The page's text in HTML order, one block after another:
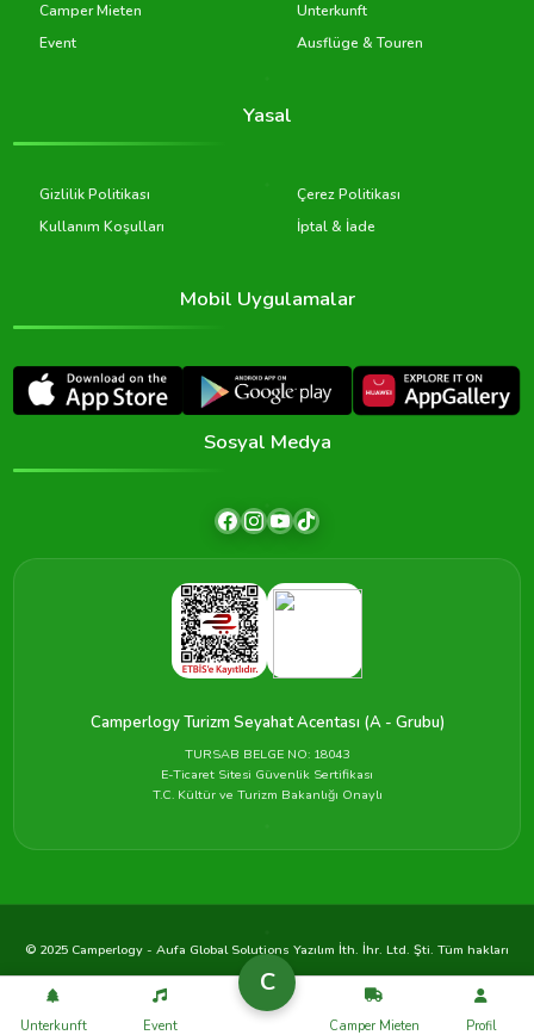
Unterkunft Event
C
Camper Mieten Profil
Camper Mieten
Unterkunft
Event
Ausflüge & Touren
Yasal
Gizlilik Politikası
Çerez Politikası
Kullanım Koşulları
İptal & İade
Mobil Uygulamalar
Sosyal Medya
Camperlogy Turizm Seyahat Acentası (A - Grubu)
TURSAB BELGE NO: 18043
E-Ticaret Sitesi Güvenlik Sertifikası
T.C. Kültür ve Turizm Bakanlığı Onaylı
© 2025 Camperlogy - Aufa Global Solutions Yazılım İth. İhr. Ltd. Şti. Tüm hakları
saklıdır.
Çerezler Koşullar